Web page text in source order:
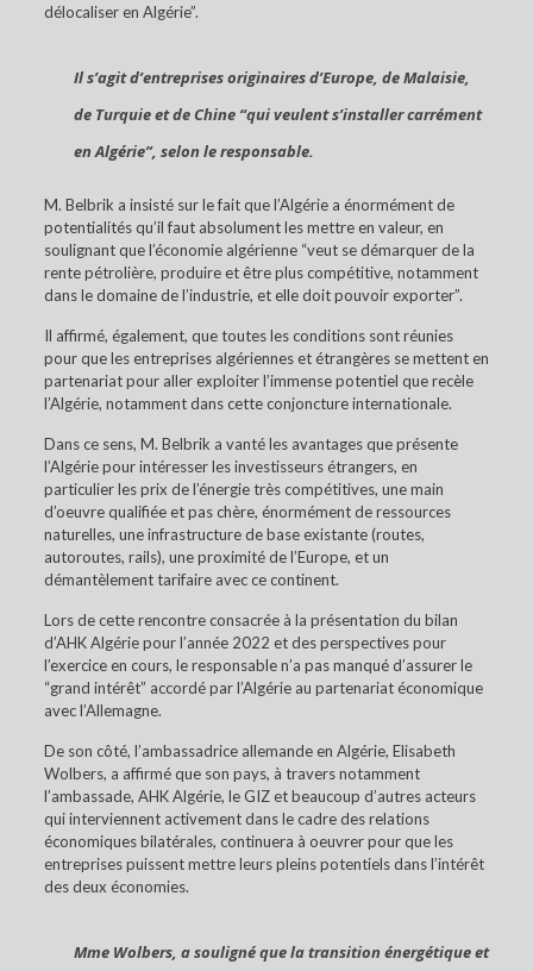
délocaliser en Algérie”.
Il s’agit d’entreprises originaires d’Europe, de Malaisie,
de Turquie et de Chine “qui veulent s’installer carrément
en Algérie”, selon le responsable.
M. Belbrik a insisté sur le fait que l’Algérie a énormément de
potentialités qu’il faut absolument les mettre en valeur, en
soulignant que l’économie algérienne “veut se démarquer de la
rente pétrolière, produire et être plus compétitive, notamment
dans le domaine de l’industrie, et elle doit pouvoir exporter”.
Il affirmé, également, que toutes les conditions sont réunies
pour que les entreprises algériennes et étrangères se mettent en
partenariat pour aller exploiter l’immense potentiel que recèle
l’Algérie, notamment dans cette conjoncture internationale.
Dans ce sens, M. Belbrik a vanté les avantages que présente
l’Algérie pour intéresser les investisseurs étrangers, en
particulier les prix de l’énergie très compétitives, une main
d’oeuvre qualifiée et pas chère, énormément de ressources
naturelles, une infrastructure de base existante (routes,
autoroutes, rails), une proximité de l’Europe, et un
démantèlement tarifaire avec ce continent.
Lors de cette rencontre consacrée à la présentation du bilan
d’AHK Algérie pour l’année 2022 et des perspectives pour
l’exercice en cours, le responsable n’a pas manqué d’assurer le
“grand intérêt” accordé par l’Algérie au partenariat économique
avec l’Allemagne.
De son côté, l’ambassadrice allemande en Algérie, Elisabeth
Wolbers, a affirmé que son pays, à travers notamment
l’ambassade, AHK Algérie, le GIZ et beaucoup d’autres acteurs
qui interviennent activement dans le cadre des relations
économiques bilatérales, continuera à oeuvrer pour que les
entreprises puissent mettre leurs pleins potentiels dans l’intérêt
des deux économies.
Mme Wolbers, a souligné que la transition énergétique et